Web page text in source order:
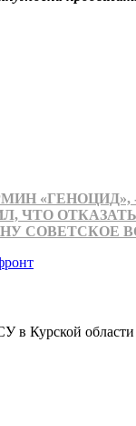
ЧТО
СОВЕТСКОЕ
в Курской